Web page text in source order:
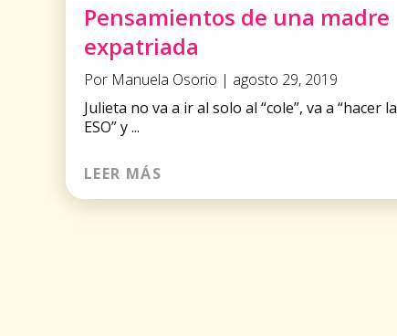
Pensamientos de una madre
expatriada
Por Manuela Osorio | agosto 29, 2019
Julieta no va a ir al solo al “cole”, va a “hacer la
ESO” y ...
LEER MÁS